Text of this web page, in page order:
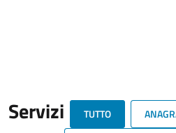
Servizi TUTTO